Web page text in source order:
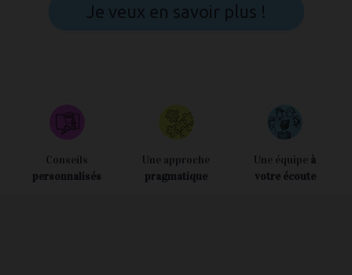
Je veux en savoir plus !
Conseils
personnalisés
Une approche
pragmatique
Une équipe à
votre écoute